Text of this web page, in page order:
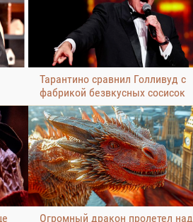
Тарантино сравнил Голливуд с
фабрикой безвкусных сосисок
Огромный дракон пролетел над